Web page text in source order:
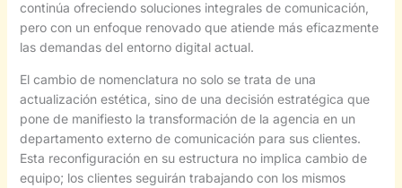
continúa ofreciendo soluciones integrales de comunicación,
pero con un enfoque renovado que atiende más eficazmente
las demandas del entorno digital actual.
El cambio de nomenclatura no solo se trata de una
actualización estética, sino de una decisión estratégica que
pone de manifiesto la transformación de la agencia en un
departamento externo de comunicación para sus clientes.
Esta reconfiguración en su estructura no implica cambio de
equipo; los clientes seguirán trabajando con los mismos